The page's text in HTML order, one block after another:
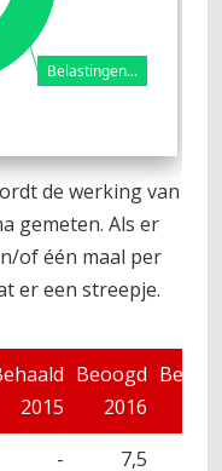
Belastingen...
de werking van
gemeten. Als er
of één maal per
er een streepje.
2015
Beoogd
2016
- 7,5